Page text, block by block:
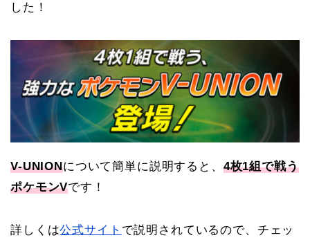
した！
V-UNIONについて簡単に説明すると、 4枚1組で戦う
ポケモンVです！
詳しくは公式サイト で説明されているので、チェッ